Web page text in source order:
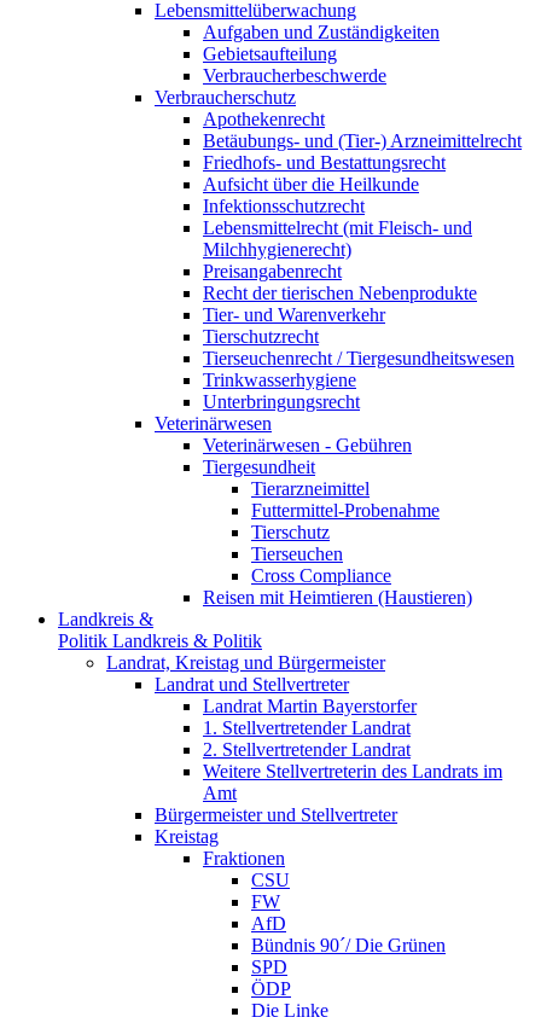
Lebensmittelüberwachung
Aufgaben und Zuständigkeiten
Gebietsaufteilung
Verbraucherbeschwerde
Verbraucherschutz
Apothekenrecht
Betäubungs- und (Tier-) Arzneimittelrecht
Friedhofs- und Bestattungsrecht
Aufsicht über die Heilkunde
Infektionsschutzrecht
Lebensmittelrecht (mit Fleisch- und
Milchhygienerecht)
Preisangabenrecht
Recht der tierischen Nebenprodukte
Tier- und Warenverkehr
Tierschutzrecht
Tierseuchenrecht / Tiergesundheitswesen
Trinkwasserhygiene
Unterbringungsrecht
Veterinärwesen
Veterinärwesen - Gebühren
Tiergesundheit
Tierarzneimittel
Futtermittel-Probenahme
Tierschutz
Tierseuchen
Cross Compliance
Reisen mit Heimtieren (Haustieren)
Landkreis &
Politik Landkreis & Politik
Landrat, Kreistag und Bürgermeister
Landrat und Stellvertreter
Landrat Martin Bayerstorfer
1. Stellvertretender Landrat
2. Stellvertretender Landrat
Weitere Stellvertreterin des Landrats im
Amt
Bürgermeister und Stellvertreter
Kreistag
Fraktionen
CSU
FW
AfD
Bündnis 90´/ Die Grünen
SPD
ÖDP
Die Linke